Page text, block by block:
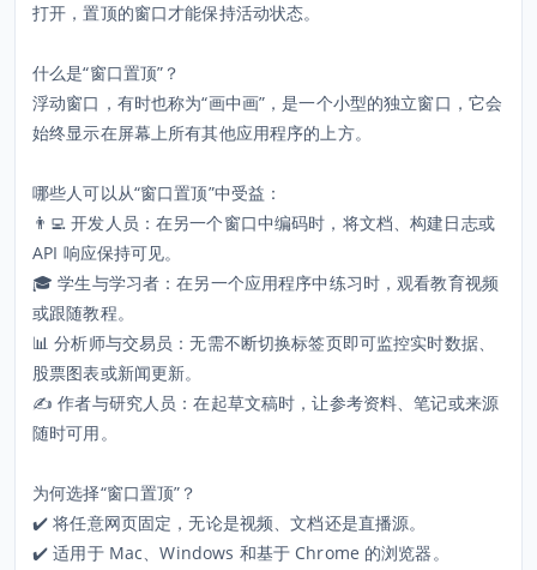
打开，置顶的窗口才能保持活动状态。
什么是“窗口置顶”？
浮动窗口，有时也称为“画中画”，是一个小型的独立窗口，它会
始终显示在屏幕上所有其他应用程序的上方。
哪些人可以从“窗口置顶”中受益：
👨‍💻 开发人员：在另一个窗口中编码时，将文档、构建日志或
API 响应保持可见。
🎓 学生与学习者：在另一个应用程序中练习时，观看教育视频
或跟随教程。
📊 分析师与交易员：无需不断切换标签页即可监控实时数据、
股票图表或新闻更新。
✍️ 作者与研究人员：在起草文稿时，让参考资料、笔记或来源
随时可用。
为何选择“窗口置顶”？
✔️ 将任意网页固定，无论是视频、文档还是直播源。
✔️ 适用于 Mac、Windows 和基于 Chrome 的浏览器。